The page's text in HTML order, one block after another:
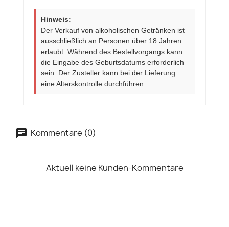
Hinweis:
Der Verkauf von alkoholischen Getränken ist
ausschließlich an Personen über 18 Jahren
erlaubt. Während des Bestellvorgangs kann
die Eingabe des Geburtsdatums erforderlich
sein. Der Zusteller kann bei der Lieferung
eine Alterskontrolle durchführen.
Kommentare (0)
Aktuell keine Kunden-Kommentare